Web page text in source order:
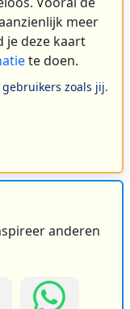
meer
je deze kaart
te doen.
zoals jij.
anderen